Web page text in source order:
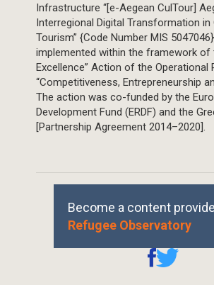
Infrastructure “[e-Aegean CulTour]
Interregional Digital Transformation in
Tourism” {Code Number MIS
implemented within the framework of
Excellence” Action of the Operational
“Competitiveness, Entrepreneurship
The action was co-funded by the
Development Fund (ERDF) and the
[Partnership Agreement 2014–2020].
Become a content
Refugee Observatory